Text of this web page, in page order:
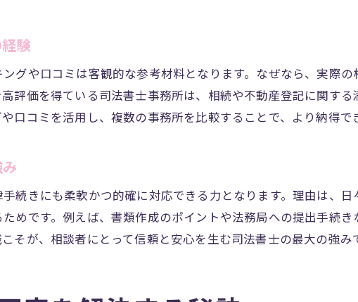
験
グや口コミは客観的な参考材料となります。なぜなら、実際
評価を得ている司法書士事務所は、相続や不動産登記に関す
口コミを活用し、複数の事務所を比較することで、より納得で
続きにも柔軟かつ的確に対応できる力となります。理由は、
めです。例えば、書類作成のポイントや法務局への提出手続
そが、相談者にとって信頼と安心を生む司法書士の最大の強み